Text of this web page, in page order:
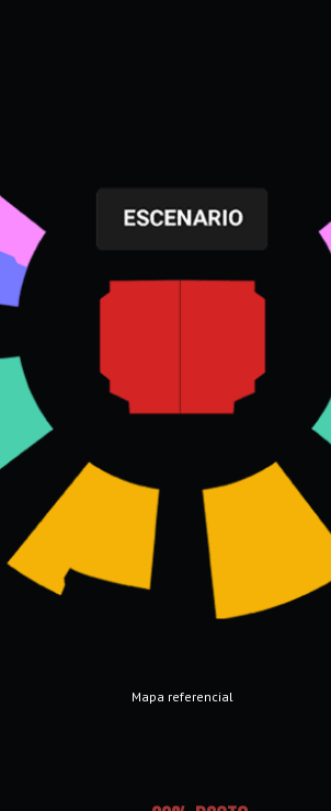
Mapa referencial